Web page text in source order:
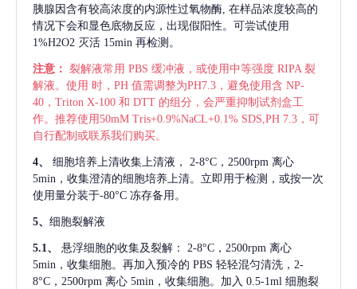
胰腺因含有较高浓度的内源性过氧物酶, 在样品浓度较高的
情况下会和显色底物反应，出现假阳性。可尝试使用
1%H2O2 灭活 15min 再检测。
注意： 裂解液常用 PBS 缓冲液，或使用中等强度 RIPA 裂
解液。使用 时，PH 值需调整为PH7.3，避免使用含 NP-
40，Triton X-100 和 DTT 的组分，会严重抑制试剂盒工
作。推荐使用50mM Tris+0.9%NaCL+0.1% SDS,PH 7.3，可
自行配制或联系我们购买。
4、 细胞培养上清收集上清液，
2-8°C，2500rpm 离心
5min，收集澄清的细胞培养上清。立即用于检测，或按一次
使用量分装于-80°C 冻存备用。
5、 细胞裂解液
5.1、 悬浮细胞的收集及裂解：
2-8°C，2500rpm 离心
5min，收集细胞。再加入预冷的 PBS 轻轻混匀清洗，2-
8°C，2500rpm 离心 5min，收集细胞。加入 0.5-1ml 细胞裂